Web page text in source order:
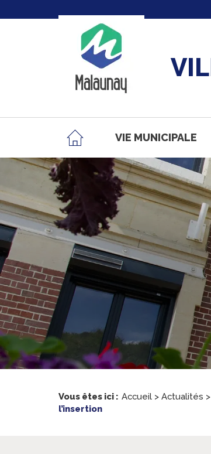
VIE MUNICIPALE
Vous êtes ici : Accueil > Actualités >
l’insertion